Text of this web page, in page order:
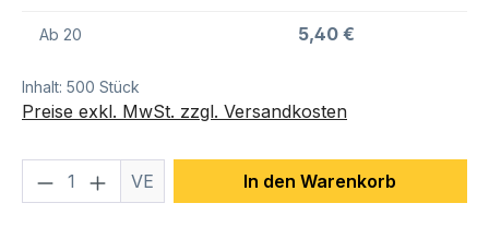
Ab 20 5,40 €
Inhalt: 500 Stück
Preise exkl. MwSt. zzgl. Versandkosten
Produkt Anzahl: Gib den
VE In den Warenkorb